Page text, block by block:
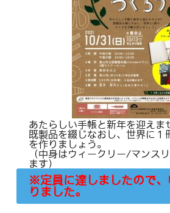
あたらしい手帳と新年を迎えま
既製品を綴じなおし、世界に１
を作りましょう。
（中身はウィークリー/マンス
ます）
※定員に達しましたので、
りました。